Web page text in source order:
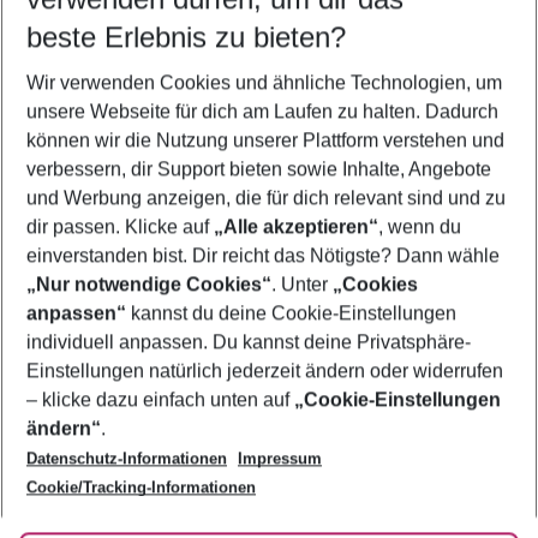
5-8 Nächte
2 Erwachsene Keine Kinder
Mehr Filter anzeigen
Footer
Footer navigation
Über uns
AGB
Bestpreisgarantie
Cookie-Einstellungen ändern
Cookie-Richtlinie
Agenturbetreuung
Barrierefreies Reisen
Folge uns
beste Erlebnis zu bieten?
Wir verwenden Cookies und ähnliche Technologien, um
unsere Webseite für dich am Laufen zu halten. Dadurch
können wir die Nutzung unserer Plattform verstehen und
verbessern, dir Support bieten sowie Inhalte, Angebote
und Werbung anzeigen, die für dich relevant sind und zu
dir passen. Klicke auf „Alle akzeptieren“, wenn du
einverstanden bist. Dir reicht das Nötigste? Dann wähle
„Nur notwendige Cookies“. Unter „Cookies
anpassen“ kannst du deine Cookie-Einstellungen
individuell anpassen. Du kannst deine Privatsphäre-
Einstellungen natürlich jederzeit ändern oder widerrufen
– klicke dazu einfach unten auf „Cookie-Einstellungen
ändern“.
Datenschutz-Informationen
Impressum
Cookie/Tracking-Informationen